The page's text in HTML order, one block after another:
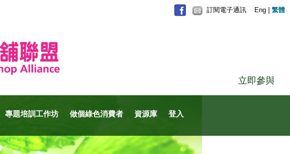
專題培訓工作坊 做個綠色消費者 資源庫 登入
訂閱電子通訊 Eng 繁體
立即參與